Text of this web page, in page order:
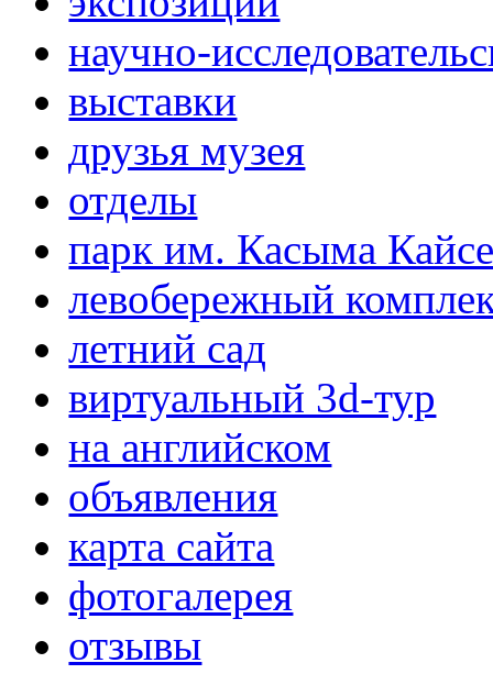
научно-
выставки
друзья музея
отделы
парк им. Касыма
левобережный
летний сад
виртуальный 3d-тур
на английском
объявления
карта сайта
фотогалерея
отзывы